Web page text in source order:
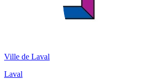
Ville de Laval
Laval